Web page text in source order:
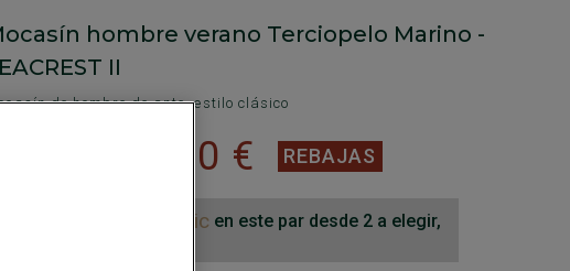
hombre verano Terciopelo Marino -
II
de hombre de ante, estilo clásico
99,00 € REBAJAS
-10€ adic en este par desde 2 a elegir,